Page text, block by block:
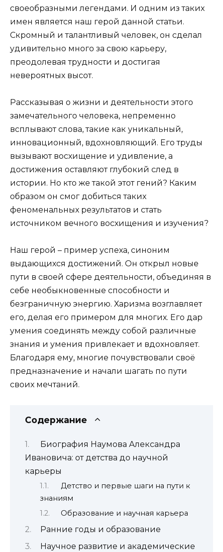
своеобразными легендами. И одним из таких
имен является наш герой данной статьи.
Скромный и талантливый человек, он сделал
удивительно много за свою карьеру,
преодолевая трудности и достигая
невероятных высот.
Рассказывая о жизни и деятельности этого
замечательного человека, непременно
всплывают слова, такие как уникальный,
инновационный, вдохновляющий. Его труды
вызывают восхищение и удивление, а
достижения оставляют глубокий след в
истории. Но кто же такой этот гений? Каким
образом он смог добиться таких
феноменальных результатов и стать
источником вечного восхищения и изучения?
Наш герой – пример успеха, синоним
выдающихся достижений. Он открыл новые
пути в своей сфере деятельности, объединяя в
себе необыкновенные способности и
безграничную энергию. Харизма возглавляет
его, делая его примером для многих. Его дар
умения соединять между собой различные
знания и умения привлекает и вдохновляет.
Благодаря ему, многие почувствовали своё
предназначение и начали шагать по пути
своих мечтаний.
Содержание
Биография Наумова Александра
Ивановича: от детства до научной
карьеры
Детство и первые шаги на пути к
знаниям
Образование и научная карьера
Ранние годы и образование
Научное развитие и академические